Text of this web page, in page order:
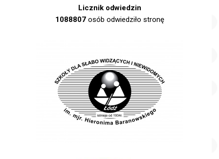
Licznik odwiedzin
1088807osób odwiedziło stronę